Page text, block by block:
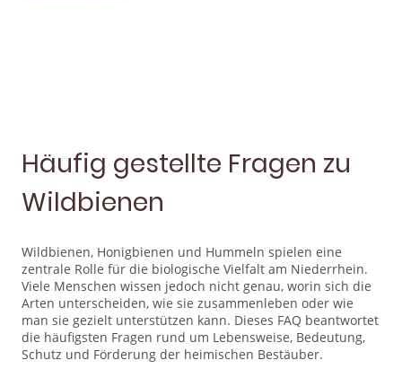
Häufig gestellte Fragen zu
Wildbienen
Wildbienen, Honigbienen und Hummeln spielen eine
zentrale Rolle für die biologische Vielfalt am Niederrhein.
Viele Menschen wissen jedoch nicht genau, worin sich die
Arten unterscheiden, wie sie zusammenleben oder wie
man sie gezielt unterstützen kann. Dieses FAQ beantwortet
die häufigsten Fragen rund um Lebensweise, Bedeutung,
Schutz und Förderung der heimischen Bestäuber.